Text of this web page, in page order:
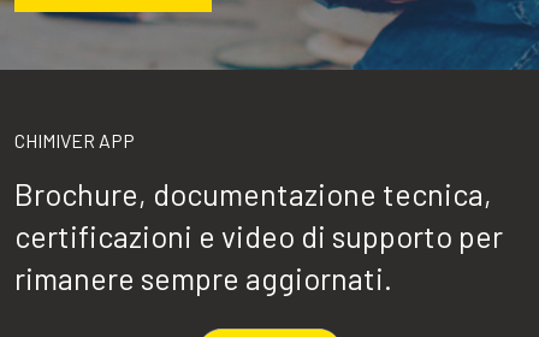
CHIMIVER APP
Brochure, documentazione tecnica,
certificazioni e video di supporto per
rimanere sempre aggiornati.